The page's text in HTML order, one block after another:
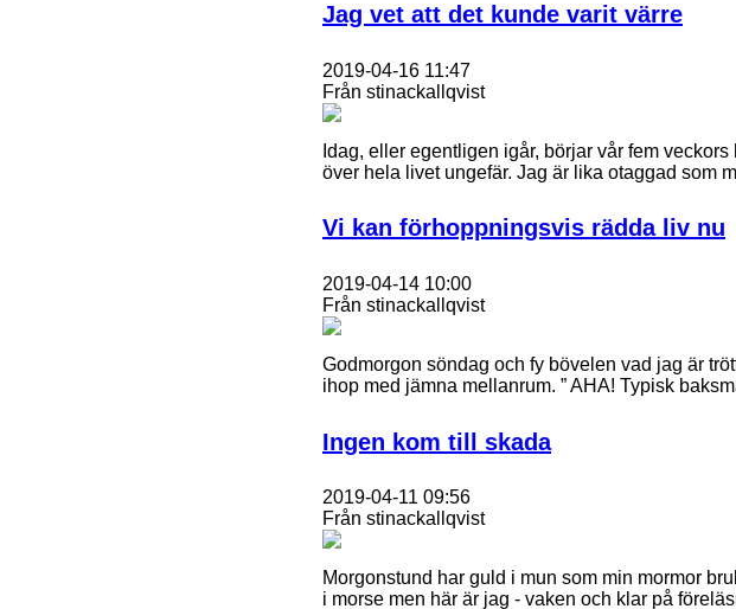
Jag vet att det kunde varit värre
2019-04-16 11:47
Från stinackallqvist
Idag, eller egentligen igår, börjar vår fem
över hela livet ungefär. Jag är lika otaggad som
Vi kan förhoppningsvis rädda liv nu
2019-04-14 10:00
Från stinackallqvist
Godmorgon söndag och fy bövelen vad jag är
ihop med jämna mellanrum. ” AHA! Typisk
Ingen kom till skada
2019-04-11 09:56
Från stinackallqvist
Morgonstund har guld i mun som min mormor
i morse men här är jag - vaken och klar på